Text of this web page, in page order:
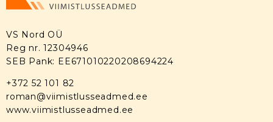
VS Nord OÜ
Reg nr. 12304946
SEB Pank: EE671010220208694224
+372 52 101 82
roman@viimistlusseadmed.ee
www.viimistlusseadmed.ee